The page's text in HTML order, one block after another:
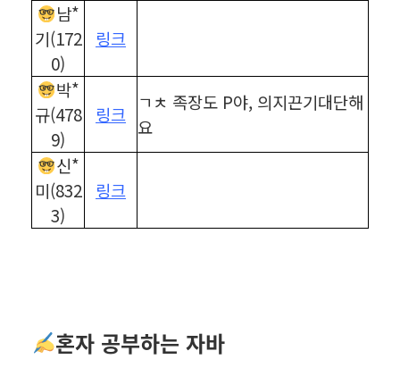
남*
기(172
0)
링크
박*
규(478
9)
링크
ㄱㅊ 족장도 P야, 의지끈기대단해
요
신*
미(832
3)
링크
혼자 공부하는 자바